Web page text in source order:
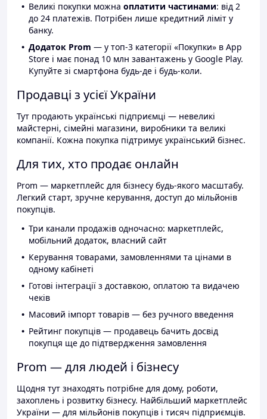
Великі покупки можна оплатити частинами: від 2
до 24 платежів. Потрібен лише кредитний ліміт у
банку.
Додаток Prom — у топ-3 категорії «Покупки» в App
Store і має понад 10 млн завантажень у Google Play.
Купуйте зі смартфона будь-де і будь-коли.
Продавці з усієї України
Тут продають українські підприємці — невеликі
майстерні, сімейні магазини, виробники та великі
компанії. Кожна покупка підтримує український бізнес.
Для тих, хто продає онлайн
Prom — маркетплейс для бізнесу будь-якого масштабу.
Легкий старт, зручне керування, доступ до мільйонів
покупців.
Три канали продажів одночасно: маркетплейс,
мобільний додаток, власний сайт
Керування товарами, замовленнями та цінами в
одному кабінеті
Готові інтеграції з доставкою, оплатою та видачею
чеків
Масовий імпорт товарів — без ручного введення
Рейтинг покупців — продавець бачить досвід
покупця ще до підтвердження замовлення
Prom — для людей і бізнесу
Щодня тут знаходять потрібне для дому, роботи,
захоплень і розвитку бізнесу. Найбільший маркетплейс
України — для мільйонів покупців і тисяч підприємців.